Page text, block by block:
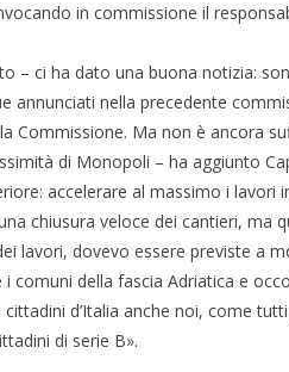
in commissione il
– ci ha dato una buona notizia:
annunciati nella precedente
Commissione. Ma non è ancora
di Monopoli – ha aggiunto
accelerare al massimo i lavori
chiusura veloce dei cantieri, ma
lavori, dovevo essere previste a
comuni della fascia Adriatica e
d’Italia anche noi, come
di serie B».